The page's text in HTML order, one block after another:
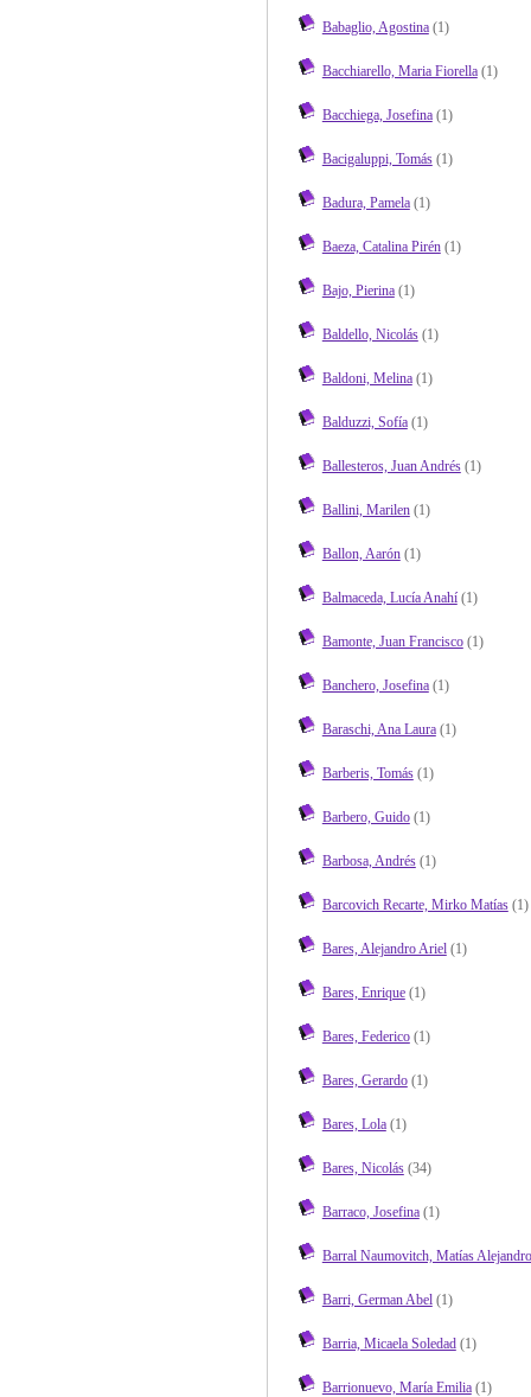
Babaglio, Agostina(1)
Bacchiarello, Maria Fiorella(1)
Bacchiega, Josefina(1)
Bacigaluppi, Tomás(1)
Badura, Pamela(1)
Baeza, Catalina Pirén(1)
Bajo, Pierina(1)
Baldello, Nicolás(1)
Baldoni, Melina(1)
Balduzzi, Sofía(1)
Ballesteros, Juan Andrés(1)
Ballini, Marilen(1)
Ballon, Aarón(1)
Balmaceda, Lucía Anahí(1)
Bamonte, Juan Francisco(1)
Banchero, Josefina(1)
Baraschi, Ana Laura(1)
Barberis, Tomás(1)
Barbero, Guido(1)
Barbosa, Andrés(1)
Barcovich Recarte, Mirko Matías(1)
Bares, Alejandro Ariel(1)
Bares, Enrique(1)
Bares, Federico(1)
Bares, Gerardo(1)
Bares, Lola(1)
Bares, Nicolás(34)
Barraco, Josefina(1)
Barral Naumovitch, Matías Alejandro
Barri, German Abel(1)
Barria, Micaela Soledad(1)
Barrionuevo, María Emilia(1)